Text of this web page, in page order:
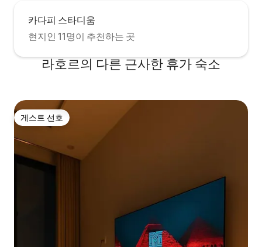
카다피 스타디움
현지인 11명이 추천하는 곳
라호르의 다른 근사한 휴가 숙소
게스트 선호
게스트 선호